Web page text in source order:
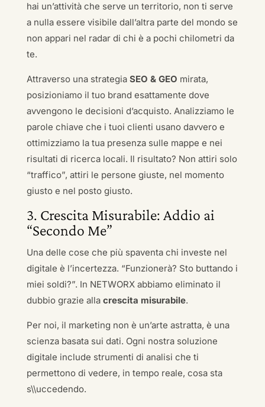
hai un’attività che serve un territorio, non ti serve
a nulla essere visibile dall’altra parte del mondo se
non appari nel radar di chi è a pochi chilometri da
te.
Attraverso una strategia SEO & GEO mirata,
posizioniamo il tuo brand esattamente dove
avvengono le decisioni d’acquisto. Analizziamo le
parole chiave che i tuoi clienti usano davvero e
ottimizziamo la tua presenza sulle mappe e nei
risultati di ricerca locali. Il risultato? Non attiri solo
“traffico”, attiri le persone giuste, nel momento
giusto e nel posto giusto.
3. Crescita Misurabile: Addio ai
“Secondo Me”
Una delle cose che più spaventa chi investe nel
digitale è l’incertezza. “Funzionerà? Sto buttando i
miei soldi?”. In NETWORX abbiamo eliminato il
dubbio grazie alla crescita misurabile.
Per noi, il marketing non è un’arte astratta, è una
scienza basata sui dati. Ogni nostra soluzione
digitale include strumenti di analisi che ti
permettono di vedere, in tempo reale, cosa sta
s\\uccedendo.